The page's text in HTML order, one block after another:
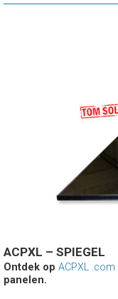
ACPXL – SPIEGEL
Ontdek op ACPXL .com
panelen.